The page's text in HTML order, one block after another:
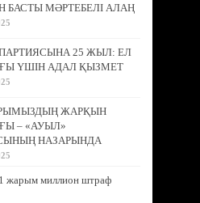
БАСТЫ МӘРТЕБЕЛІ АЛАҢ
25 ЖЫЛ: ЕЛ
ҮШІН АДАЛ ҚЫЗМЕТ
ЖАРҚЫН
– «АУЫЛ»
НАЗАРЫНДА
жарым миллион штраф